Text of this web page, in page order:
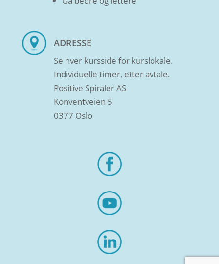
ADRESSE
Se hver kursside for kurslokale.
Individuelle timer, etter avtale.
Positive Spiraler AS
Konventveien 5
0377 Oslo